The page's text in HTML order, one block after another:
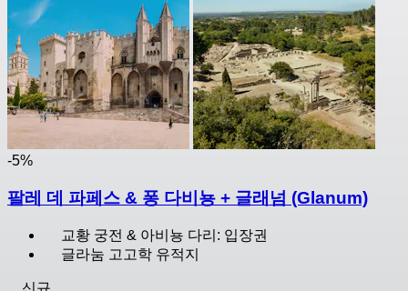
-5%
팔레 데 파페스 & 퐁 다비뇽 + 글래넘 (Glanum)
교황 궁전 & 아비뇽 다리: 입장권
글라눔 고고학 유적지